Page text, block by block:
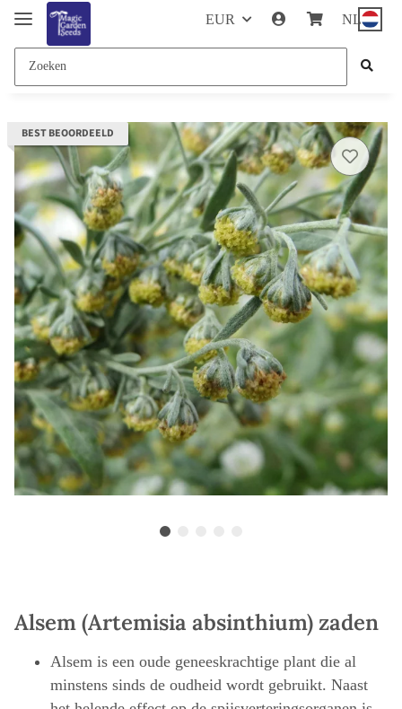
EUR NL
BEST BEOORDEELD
Alsem (Artemisia absinthium) zaden
Alsem is een oude geneeskrachtige plant die al
minstens sinds de oudheid wordt gebruikt. Naast